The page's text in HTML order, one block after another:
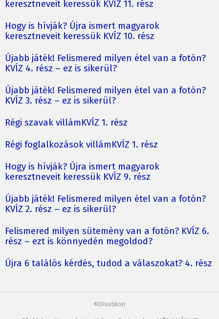
keresztneveit keressük KVÍZ 11. rész
Hogy is hívják? Újra ismert magyarok
keresztneveit keressük KVÍZ 10. rész
Újabb játék! Felismered milyen étel van a fotón?
KVÍZ 4. rész – ez is sikerül?
Újabb játék! Felismered milyen étel van a fotón?
KVÍZ 3. rész – ez is sikerül?
Régi szavak villámKVÍZ 1. rész
Régi foglalkozások villámKVÍZ 1. rész
Hogy is hívják? Újra ismert magyarok
keresztneveit keressük KVÍZ 9. rész
Újabb játék! Felismered milyen étel van a fotón?
KVÍZ 2. rész – ez is sikerül?
Felismered milyen sütemény van a fotón? KVÍZ 6.
rész – ezt is könnyedén megoldod?
Újra 6 találós kérdés, tudod a válaszokat? 4. rész
©Divatikon